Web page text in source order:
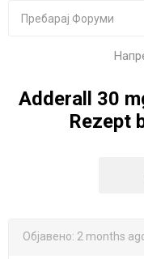
Adderall 30
Rezept
Објавено: 2 months